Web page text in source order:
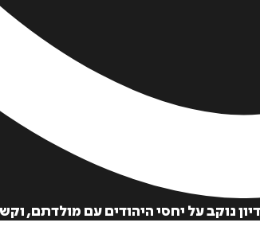
נוקב על יחסי היהודים עם מולדתם,